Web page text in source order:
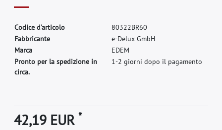
Codice d'articolo 80322BR60
Fabbricante e-Delux GmbH
Marca EDEM
Pronto per la spedizione in
circa.
1-2 giorni dopo il pagamento
42,19 EUR*